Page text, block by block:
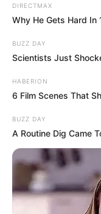
Ez önmagában is
a gyerekek
az egyensúlyt a
Egy mondat, ami
A politikus végül
témát, ami talán
elemzésnél:
DIRECTMAX
Why He Gets Hard In
BUZZ DAY
Scientists Just
HABERION
6 Film Scenes That
BUZZ DAY
A Routine Dig Came